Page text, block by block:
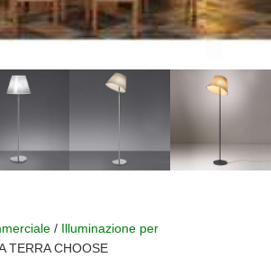
/ Illuminazione per
TERRA CHOOSE